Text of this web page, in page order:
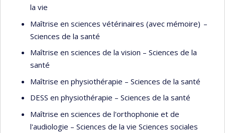
la vie
Maîtrise en sciences vétérinaires (avec mémoire) –
Sciences de la santé
Maîtrise en sciences de la vision – Sciences de la
santé
Maîtrise en physiothérapie – Sciences de la santé
DESS en physiothérapie – Sciences de la santé
Maîtrise en sciences de l'orthophonie et de
l'audiologie – Sciences de la vie Sciences sociales